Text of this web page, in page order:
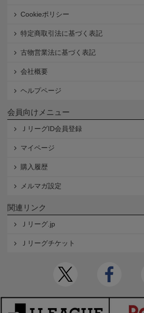
Cookieポリシー
特定商取引法に基づく表記
古物営業法に基づく表記
会社概要
ヘルプページ
会員向けメニュー
ＪリーグID会員登録
マイページ
購入履歴
メルマガ設定
関連リンク
Ｊリーグ.jp
Ｊリーグチケット